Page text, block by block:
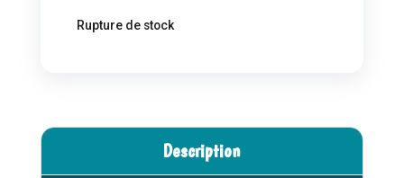
Rupture de stock
Description